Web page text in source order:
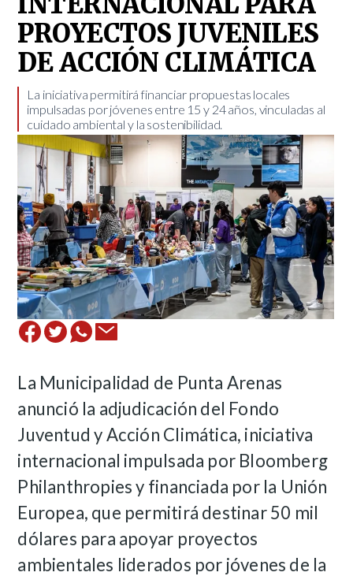
PROYECTOS JUVENILES
DE ACCIÓN CLIMÁTICA
La iniciativa permitirá financiar propuestas locales
impulsadas por jóvenes entre 15 y 24 años, vinculadas al
cuidado ambiental y la sostenibilidad.
La Municipalidad de Punta Arenas
anunció la adjudicación del Fondo
Juventud y Acción Climática, iniciativa
internacional impulsada por Bloomberg
Philanthropies y financiada por la Unión
Europea, que permitirá destinar 50 mil
dólares para apoyar proyectos
ambientales liderados por jóvenes de la